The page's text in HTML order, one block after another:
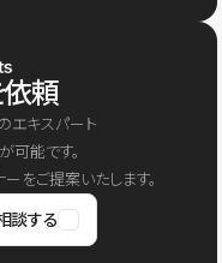
頼
エキスパート
可能です。
をご提案いたします。
談する